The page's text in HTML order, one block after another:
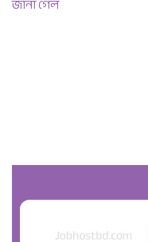
জানা গেল